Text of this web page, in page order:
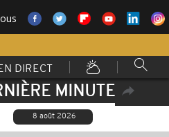
DIRECT
MINUTE
8 août 2026